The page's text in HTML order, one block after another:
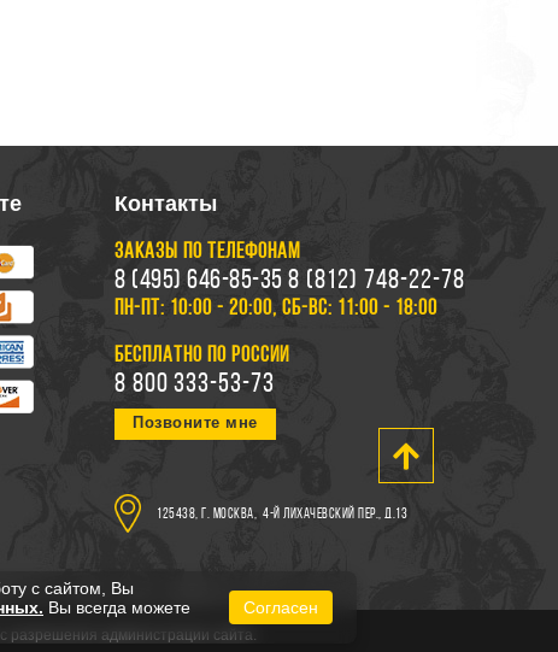
Контакты
ЗАКАЗЫ ПО ТЕЛЕФОНАМ
8 (495) 646-85-35 8 (812) 748-22-78
ПН-ПТ: 10:00 - 20:00, СБ-ВС: 11:00 - 18:00
БЕСПЛАТНО ПО РОССИИ
8 800 333-53-73
Позвоните мне
125438, г. Москва, 4-й Лихачевский пер., д.13
администрации сайта.
с сайтом, Вы
Вы всегда можете
Согласен